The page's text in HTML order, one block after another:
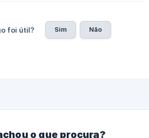
foi útil? Sim Não
o que procura?